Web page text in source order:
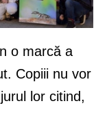
o marcă a
Copiii nu vor
lor citind,